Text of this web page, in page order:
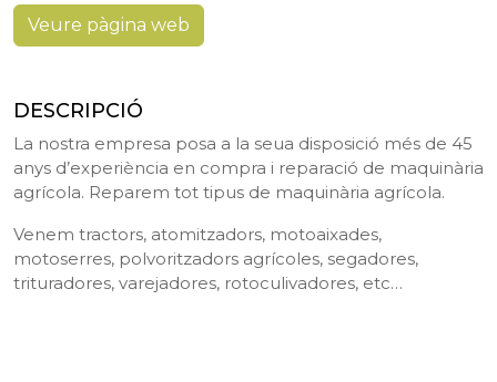
Veure pàgina web
DESCRIPCIÓ
La nostra empresa posa a la seua disposició més de 45
anys d’experiència en compra i reparació de maquinària
agrícola. Reparem tot tipus de maquinària agrícola.
Venem tractors, atomitzadors, motoaixades,
motoserres, polvoritzadors agrícoles, segadores,
trituradores, varejadores, rotoculivadores, etc…